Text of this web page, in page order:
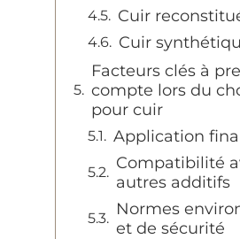
Cuir
Cuir
Facteurs clés à
compte lors du
pour cuir
Application
Compatibilité
autres additifs
Normes
et de sécurité